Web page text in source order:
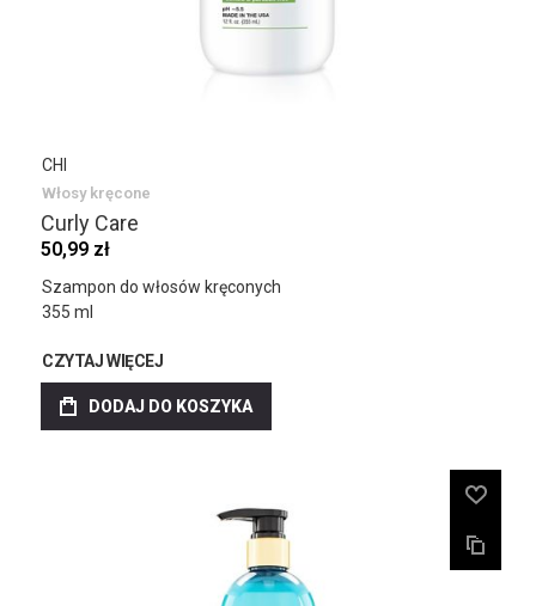
CHI
Włosy kręcone
Curly Care
50,99 zł
Szampon do włosów kręconych
355 ml
CZYTAJ WIĘCEJ
DODAJ DO KOSZYKA